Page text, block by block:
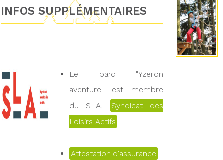
INFOS SUPPLÉMENTAIRES
Le parc "Yzeron
aventure" est membre
du SLA,
Syndicat des
Loisirs Actifs
Attestation d'assurance